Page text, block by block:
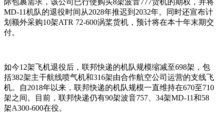
MD-11机队的退役时间从2028年推迟到2032年。同时还宣布计
划额外采购10架ATR 72-600涡桨货机，预计将在本十年末期交
付。
如今12架飞机退役后，联邦快递的机队规模缩减至698架，包
括382架主干航线喷气机和316架由合作航空公司运营的支线飞
机。自2018年以来，联邦快递的机队规模一直维持在670至710
架之间。目前，联邦快递仍有90架波音757、34架MD-11和58
架A300-600在役。